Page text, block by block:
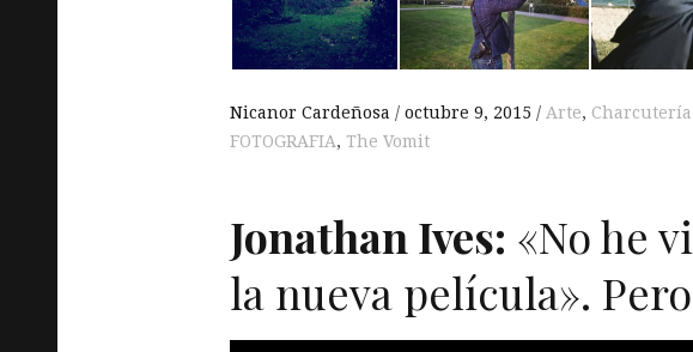
Nicanor Cardeñosa octubre 9, 2015 Arte, Charcutería
FOTOGRAFIA, The Vomit
Jonathan Ives: «No he
la nueva película».